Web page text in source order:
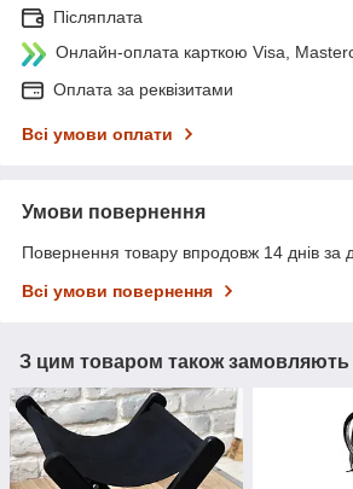
Післяплата
Онлайн-оплата карткою Visa,
Оплата за реквізитами
Всі умови оплати
Умови повернення
Повернення товару впродовж 14 днів за
Всі умови повернення
З цим товаром також замовляють